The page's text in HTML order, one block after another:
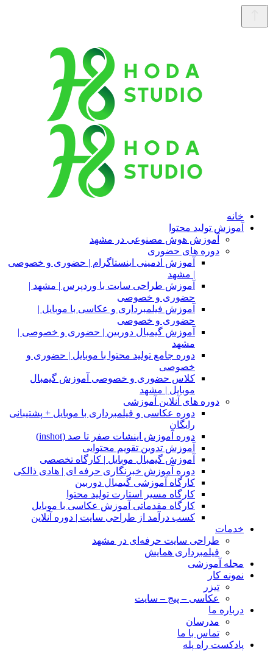
خانه
آموزش تولید محتوا
آموزش هوش مصنوعی در مشهد
دوره های حضوری
آموزش ادمینی اینستاگرام | حضوری و خصوصی
| مشهد
آموزش طراحی سایت با وردپرس | مشهد |
حضوری و خصوصی
آموزش فیلمبرداری و عکاسی با موبایل |
حضوری و خصوصی
آموزش گیمبال دوربین | حضوری و خصوصی |
مشهد
دوره جامع تولید محتوا با موبایل | حضوری و
خصوصی
کلاس حضوری و خصوصی آموزش گیمبال
موبایل | مشهد
دوره های آنلاین آموزشی
دوره عکاسی و فیلمبرداری با موبایل + پشتیبانی
رایگان
دوره آموزش اینشات صفر تا صد (inshot)
آموزش تدوین تقویم محتوایی
آموزش گیمبال موبایل | کارگاه تخصصی
دوره آموزش خبرنگاری حرفه ای | هادی ذالکی
کارگاه آموزشی گیمبال دوربین
کارگاه مسیر استارت تولید محتوا
کارگاه مقدماتی آموزش عکاسی با موبایل
کسب درآمد از طراحی سایت | دوره آنلاین
خدمات
طراحی سایت حرفه‌ای در مشهد
فیلمبرداری همایش
مجله آموزشی
نمونه کار
تیزر
عکاسی – پیج – سایت
درباره ما
مدرسان
تماس با ما
پادکست راه پله